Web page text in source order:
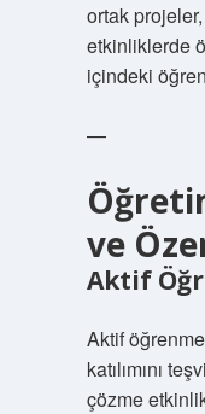
ortak
etkinliklerde
içindeki
—
ve
Aktif
Aktif
katılımını
çözme